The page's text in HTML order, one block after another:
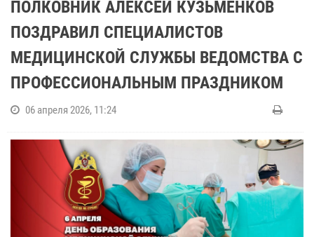
ПОЛКОВНИК АЛЕКСЕЙ КУЗЬМЕНКОВ
ПОЗДРАВИЛ СПЕЦИАЛИСТОВ
МЕДИЦИНСКОЙ СЛУЖБЫ ВЕДОМСТВА С
ПРОФЕССИОНАЛЬНЫМ ПРАЗДНИКОМ
06 апреля 2026, 11:24